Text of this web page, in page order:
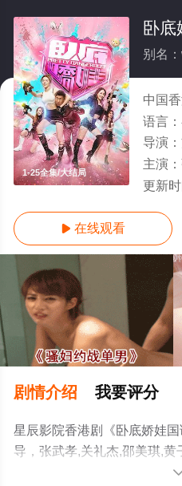
1-25全集/大结局
卧底
别名
中国
语言：
导演：
主演：
更新时
 在线观看
剧情介绍 我要评分
星辰影院香港剧《卧底娇娃
导，张武孝,关礼杰,邵美琪,
雄,韦家雄,张曦雯,彭怀安,叶